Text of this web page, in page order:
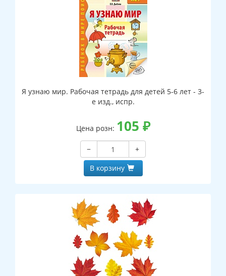
Я узнаю мир. Рабочая тетрадь для детей 5-6 лет - 3-
е изд., испр.
Цена розн: 105 ₽
−
+
В корзину